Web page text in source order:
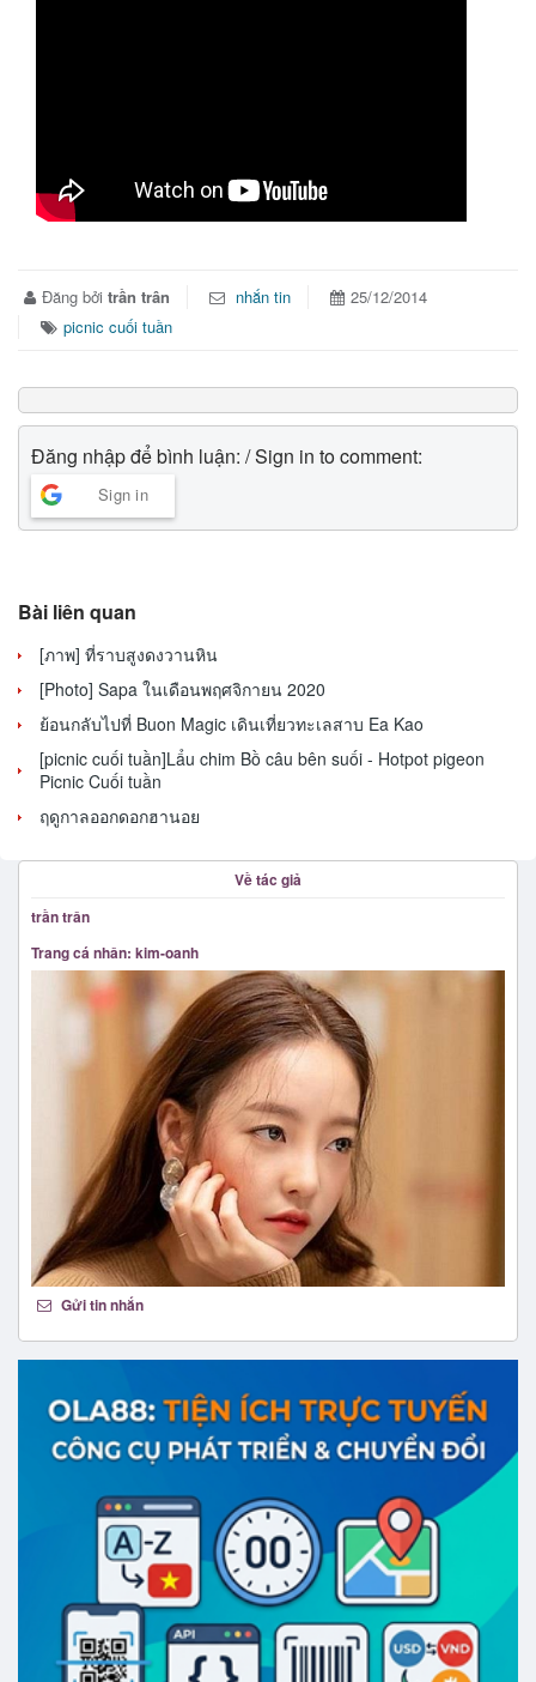
Đăng bởi trần trân nhắn tin
25/12/2014
picnic cuối tuần
Đăng nhập để bình luận: / Sign in to comment:
Sign in
Bài liên quan
[ภาพ] ที่ราบสูงดงวานหิน
[Photo] Sapa ในเดือนพฤศจิกายน 2020
ย้อนกลับไปที่ Buon Magic เดินเที่ยวทะเลสาบ Ea Kao
[picnic cuối tuần]Lẩu chim Bồ câu bên suối - Hotpot pigeon
Picnic Cuối tuần
ฤดูกาลออกดอกฮานอย
Về tác giả
trần trân
Trang cá nhân: kim-oanh
Gửi tin nhắn